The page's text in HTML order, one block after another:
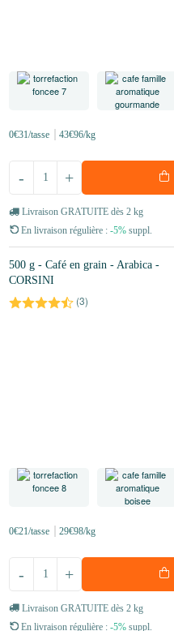
0€31/tasse 43€96/kg
+
-
Livraison GRATUITE dès 2 kg
En livraison régulière : -5% suppl.
500 g - Café en grain - Arabica -
CORSINI
(3)
0€21/tasse 29€98/kg
+
-
Livraison GRATUITE dès 2 kg
En livraison régulière : -5% suppl.